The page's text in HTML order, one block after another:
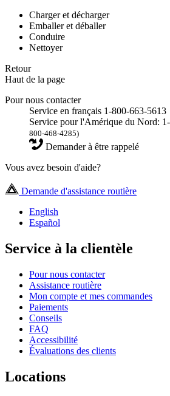
Charger et décharger
Emballer et déballer
Conduire
Nettoyer
Retour
Haut de la page
Pour nous contacter
Service en français 1-800-663-5613
Service pour l'Amérique du Nord:
800-468-4285)
Demander à être rappelé
Vous avez besoin d'aide?
Demande d'assistance routière
English
Español
Service à la clientèle
Pour nous contacter
Assistance routière
Mon compte et mes commandes
Paiements
Conseils
FAQ
Accessibilité
Évaluations des clients
Locations